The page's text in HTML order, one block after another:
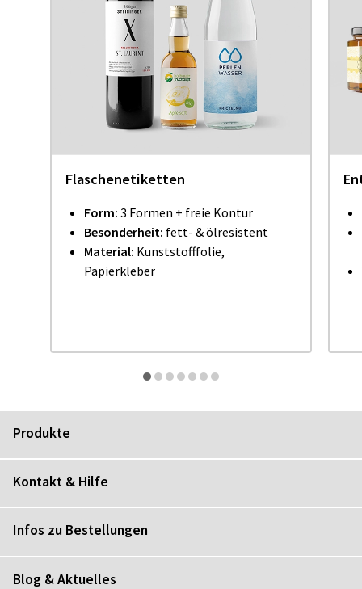
Flaschenetiketten
Form: 3 Formen + freie Kontur
Besonderheit: fett- & ölresistent
Material: Kunststofffolie,
Papierkleber
Produkte
Kontakt & Hilfe
Infos zu Bestellungen
Blog & Aktuelles